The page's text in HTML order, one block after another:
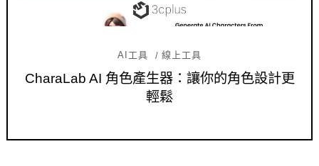
AI工具 線上工具
CharaLab AI 角色產生器：讓你的角色設計更
輕鬆